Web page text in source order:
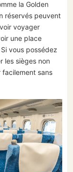
la Golden
réservés peuvent
voyager
une place
vous possédez
les sièges non
sans